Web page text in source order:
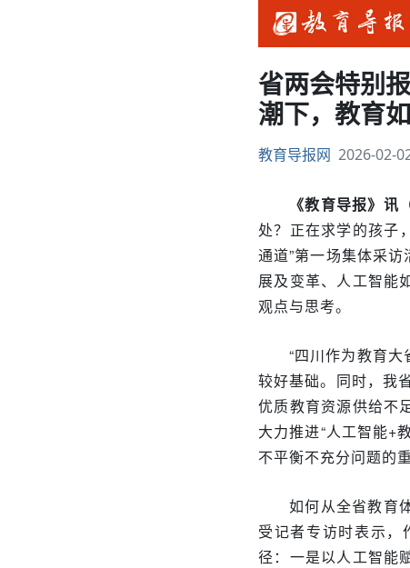
省两会特别
潮下，教育
教育导报网 2026-02-
《教育导报》讯
处？正在求学的孩子
通道”第一场集体采
展及变革、人工智能
观点与思考。
“四川作为教育
较好基础。同时，我
优质教育资源供给不
大力推进“人工智能+
不平衡不充分问题的
如何从全省教育
受记者专访时表示，
径：一是以人工智能